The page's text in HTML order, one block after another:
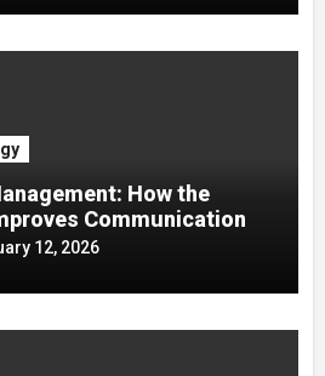
How the
Communication
12, 2026